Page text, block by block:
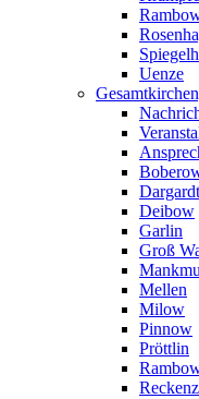
Uenze
Dargardt
Deibow
Garlin
Groß
Mellen
Milow
Pinnow
Pröttlin